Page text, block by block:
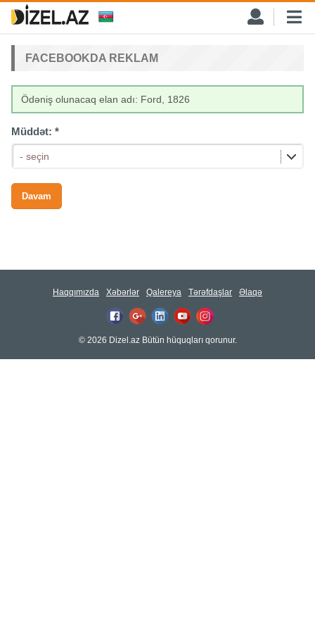
FACEBOOKDA REKLAM
Ödəniş olunacaq elan adı: Ford, 1826
Müddət: *
- seçin
Haqqımızda Xəbərlər Qalereya Tərəfdaşlar Əlaqə
© 2026 Dizel.az Bütün hüquqları qorunur.